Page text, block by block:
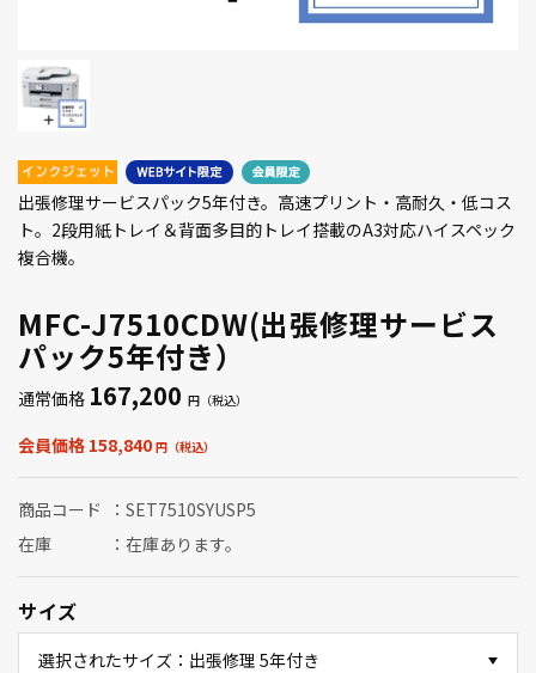
MFC-J7510CDW(出張修理サービス
パック5年付き）
出張修理サービスパック5年付き。高速プリント・高耐久・低コス
ト。2段用紙トレイ＆背面多目的トレイ搭載のA3対応ハイスペック
複合機。
通常価格 167,200
会員価格 158,840
商品コード
SET7510SYUSP5
在庫
在庫あります。
サイズ
選択されたサイズ：出張修理 5年付き